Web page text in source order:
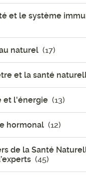
et le système
naturel (17)
et la santé
et l'énergie (13)
hormonal (12)
de la Santé
(45)